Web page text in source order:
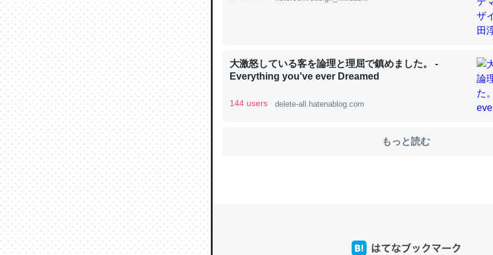
ウチもEchoを実家に置いて４年。でたまに覗いてる。ぼちぼち
れ見て生きてるなって分かる。
─たまにLINEするくらいだった遠方の父67歳と僕。ITツール導入でコミュニ
大激怒している客を論理と理屈で鎮めました。 -
Everything you've ever Dreamed
144 users delete-all.hatenablog.com
もっと読む